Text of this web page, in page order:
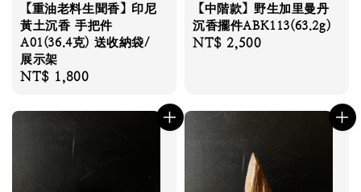
【重油老料生聞香】印尼
黃土沉香 手把件
A01(36.4克) 送收納袋/
展示架
Regular
NT$ 1,800
【中階款】野生加里曼丹
沉香擺件ABK113(63.2g)
Regular
NT$ 2,500